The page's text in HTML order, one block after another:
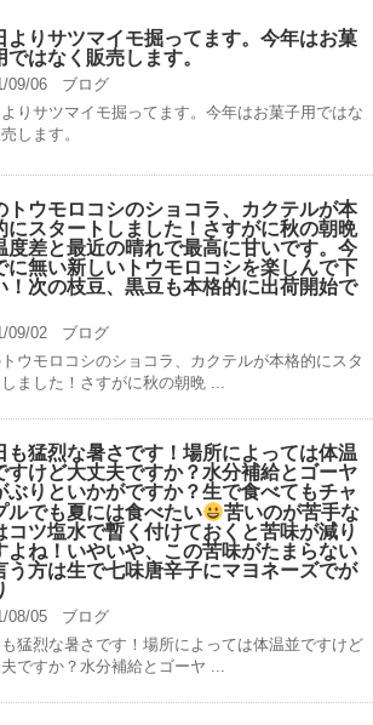
よりサツマイモ掘ってます。今年はお菓
ではなく販売します。
09/06
ブログ
りサツマイモ掘ってます。今年はお菓子用ではな
します。
トウモロコシのショコラ、カクテルが本
にスタートしました！さすがに秋の朝晩
度差と最近の晴れで最高に甘いです。今
に無い新しいトウモロコシを楽しんで下
！次の枝豆、黒豆も本格的に出荷開始で
09/02
ブログ
ウモロコシのショコラ、カクテルが本格的にスタ
ました！さすがに秋の朝晩 ...
も猛烈な暑さです！場所によっては体温
すけど大丈夫ですか？水分補給とゴーヤ
ぶりといかがですか？生で食べてもチャ
ルでも夏には食べたい
苦いのが苦手な
コツ塩水で暫く付けておくと苦味が減り
よね！いやいや、この苦味がたまらない
う方は生で七味唐辛子にマヨネーズでが
08/05
ブログ
猛烈な暑さです！場所によっては体温並ですけど
ですか？水分補給とゴーヤ ...